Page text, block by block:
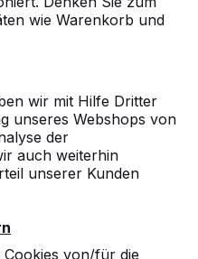
wie Warenkorb und
wir mit Hilfe Dritter
unseres Webshops von
der
auch weiterhin
unserer Kunden
von/für die
26-10-2023